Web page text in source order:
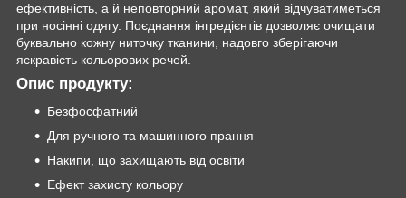
ефективність, а й неповторний аромат, який відчуватиметься
при носінні одягу. Поєднання інгредієнтів дозволяє очищати
буквально кожну ниточку тканини, надовго зберігаючи
яскравість кольорових речей.
Опис продукту:
Безфосфатний
Для ручного та машинного прання
Накипи, що захищають від освіти
Ефект захисту кольору